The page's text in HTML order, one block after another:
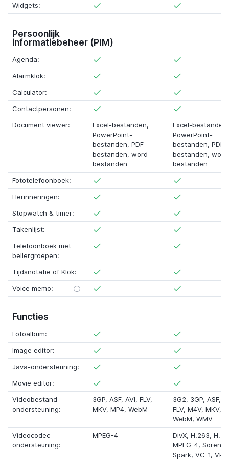
Widgets:
Persoonlijk
informatiebeheer (PIM)
Agenda:
Alarmklok:
Calculator:
Contactpersonen:
Document viewer:
Excel-bestanden,
PowerPoint-
bestanden, PDF-
bestanden, word-
bestanden
Excel-bestanden,
PowerPoint-
bestanden, PDF-
bestanden,
bestanden
Fototelefoonboek:
Herinneringen:
Stopwatch & timer:
Takenlijst:
Telefoonboek met
bellergroepen:
Tijdsnotatie of Klok:
Voice memo:
Functies
Fotoalbum:
Image editor:
Java-ondersteuning:
Movie editor:
Videobestand-
ondersteuning:
3GP, ASF, AVI, FLV,
MKV, MP4, WebM
3G2, 3GP, ASF,
FLV, M4V, MKV,
WebM, WMV
Videocodec-
ondersteuning:
MPEG-4 DivX, H.263,
MPEG-4,
Spark, VC-1, VP8